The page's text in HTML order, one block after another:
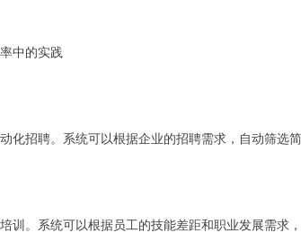
中的实践
化招聘。系统可以根据企业的招聘需求，自动筛选
训。系统可以根据员工的技能差距和职业发展需求